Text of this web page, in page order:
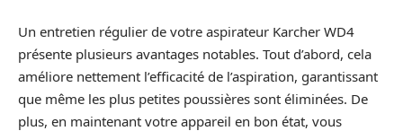
Un entretien régulier de votre aspirateur Karcher WD4
présente plusieurs avantages notables. Tout d’abord, cela
améliore nettement l’efficacité de l’aspiration, garantissant
que même les plus petites poussières sont éliminées. De
plus, en maintenant votre appareil en bon état, vous